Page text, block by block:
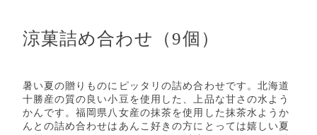
涼菓詰め合わせ（9個）
暑い夏の贈りものにピッタリの詰め合わせです。北海道
十勝産の質の良い小豆を使用した、上品な甘さの水よう
かんです。福岡県八女産の抹茶を使用した抹茶水ようか
んとの詰め合わせはあんこ好きの方にとっては嬉しい夏